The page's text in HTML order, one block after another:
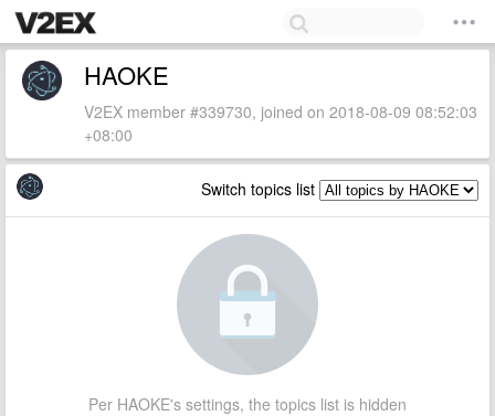
HAOKE
V2EX member #339730, joined on 2018-08-09 08:52:03
+08:00
Switch topics list
Per HAOKE's settings, the topics list is hidden